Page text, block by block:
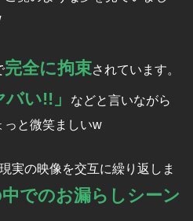
完全に拘束されています。
バい!!」
などと言いながら
っと微笑ましいw
実の映像を交互に繰り返しま
でのお漏らしシーン